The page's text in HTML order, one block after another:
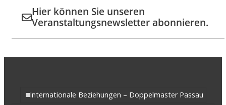
Hier können Sie unseren
Veranstaltungsnewsletter abonnieren.
Internationale Beziehungen – Doppelmaster Passau